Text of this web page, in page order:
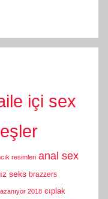
içi sex
resimleri anal sex
seks brazzers
2018 cıplak